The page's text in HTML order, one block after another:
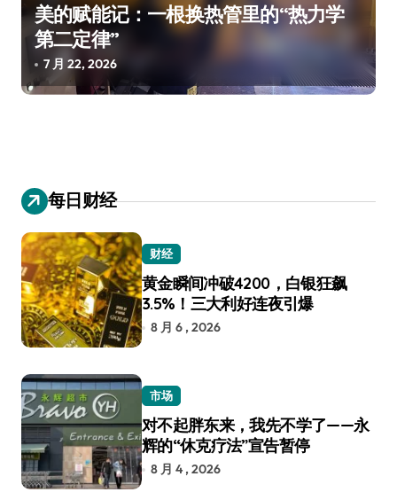
美的赋能记：一根换热管里的“热力学
第二定律”
7 月 22, 2026
每日财经
财经
黄金瞬间冲破4200，白银狂飙
3.5%！三大利好连夜引爆
8 月 6 , 2026
市场
对不起胖东来，我先不学了——永
辉的“休克疗法”宣告暂停
8 月 4 , 2026